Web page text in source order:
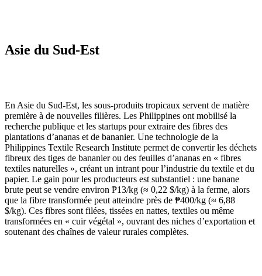
Asie du Sud-Est
En Asie du Sud-Est, les sous-produits tropicaux servent de matière
première à de nouvelles filières. Les Philippines ont mobilisé la
recherche publique et les startups pour extraire des fibres des
plantations d’ananas et de bananier. Une technologie de la
Philippines Textile Research Institute permet de convertir les déchets
fibreux des tiges de bananier ou des feuilles d’ananas en « fibres
textiles naturelles », créant un intrant pour l’industrie du textile et du
papier. Le gain pour les producteurs est substantiel : une banane
brute peut se vendre environ ₱13/kg (≈ 0,22 $/kg) à la ferme, alors
que la fibre transformée peut atteindre près de ₱400/kg (≈ 6,88
$/kg). Ces fibres sont filées, tissées en nattes, textiles ou même
transformées en « cuir végétal », ouvrant des niches d’exportation et
soutenant des chaînes de valeur rurales complètes.